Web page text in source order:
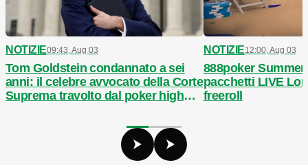
NOTIZIE09:43, Aug 03
Tom Goldstein condannato a sei
anni: il celebre avvocato della Corte
Suprema travolto dal poker high
NOTIZIE12:00, Aug 03
888poker
pacchetti LIVE
freeroll